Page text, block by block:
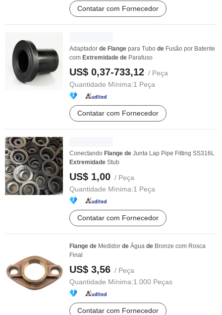
Contatar com Fornecedor
Adaptador de Flange para Tubo de Fusão por Batente
com Extremidade de Parafuso
US$ 0,37-733,12 / Peça
Quantidade Mínima:1 Peça
Contatar com Fornecedor
Conectando Flange de Junta Lap Pipe Fitting SS316L
Extremidade Stub
US$ 1,00 / Peça
Quantidade Mínima:1 Peça
Contatar com Fornecedor
Flange de Medidor de Água de Bronze com Rosca
Final
US$ 3,56 / Peça
Quantidade Mínima:1.000 Peças
Contatar com Fornecedor